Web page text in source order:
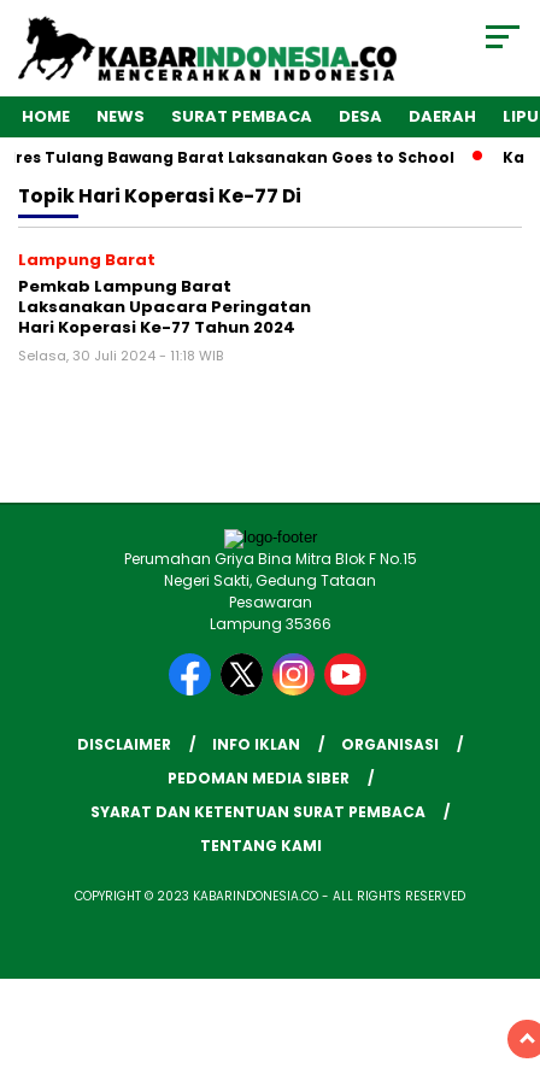
HOME NEWS SURAT PEMBACA DESA DAERAH
Tulang Bawang Barat Laksanakan Goes to School
TopikHari Koperasi Ke-77 Di
Lampung Barat
Pemkab Lampung Barat
Laksanakan Upacara Peringatan
Hari Koperasi Ke-77 Tahun 2024
Selasa, 30 Juli 2024 - 11:18 WIB
Perumahan Griya Bina Mitra Blok F No.15
Negeri Sakti, Gedung Tataan
Pesawaran
Lampung 35366
DISCLAIMER INFO IKLAN
ORGANISASI
PEDOMAN MEDIA SIBER
SYARAT DAN KETENTUAN SURAT PEMBACA
TENTANG KAMI
COPYRIGHT © 2023 KABARINDONESIA.CO - ALL RIGHTS RESERVED